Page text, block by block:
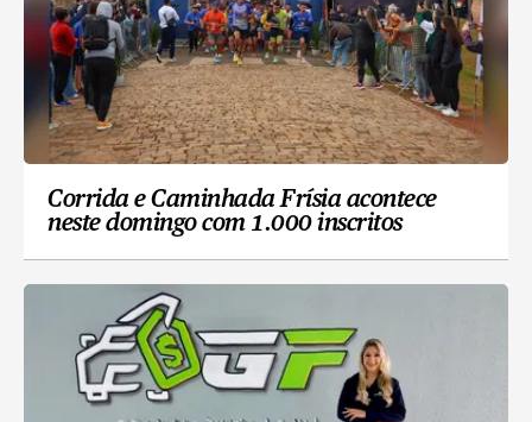
Corrida e Caminhada Frísia acontece
neste domingo com 1.000 inscritos